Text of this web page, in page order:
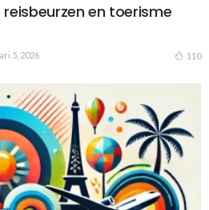
reisbeurzen en toerisme
5, 2026 110